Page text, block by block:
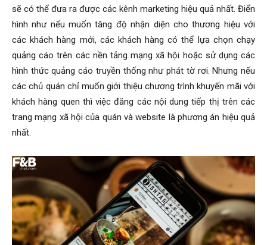
sẽ có thể đưa ra được các kênh marketing hiệu quả nhất. Điển
hình như nếu muốn tăng độ nhận diện cho thương hiệu với
các khách hàng mới, các khách hàng có thể lựa chọn chạy
quảng cáo trên các nền tảng mạng xã hội hoặc sử dụng các
hình thức quảng cáo truyền thống như phát tờ rơi. Nhưng nếu
các chủ quán chỉ muốn giới thiệu chương trình khuyến mãi với
khách hàng quen thì việc đăng các nội dung tiếp thị trên các
trang mạng xã hội của quán và website là phương án hiệu quả
nhất.